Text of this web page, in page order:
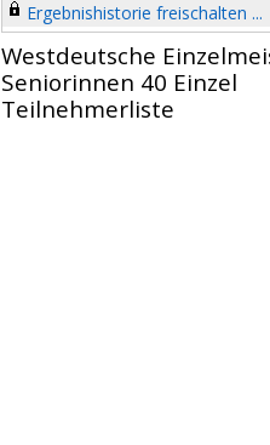
Ergebnishistorie freischalten ...
Westdeutsche
Seniorinnen 40 Einzel
Teilnehmerliste